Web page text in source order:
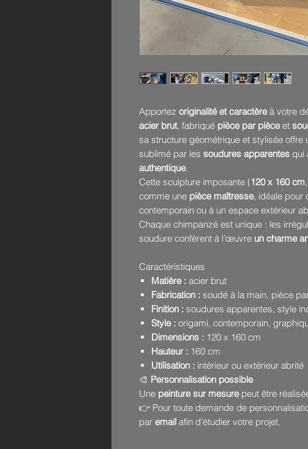
Apportez originalité et caractèreà votre
acier brut, fabriqué pièce par pièceet
sa structure géométrique et stylisée offre
sublimé par les soudures apparentes qui
authentique.
Cette sculpture imposante (120 x 160 cm,
comme une pièce maîtresse, idéale pour
contemporain ou à un espace extérieur
Chaque chimpanzé est unique : les
soudure confèrent à l’œuvre un charme
Caractéristiques
Matière : acier brut
Fabrication : soudé à la main, pièce
Finition : soudures apparentes, style
Style : origami, contemporain,
Dimensions : 120 x 160 cm
Hauteur : 160 cm
Utilisation : intérieur ou extérieur abrité
🎨 Personnalisation possible
Une peinture sur mesurepeut être
👉 Pour toute demande de
par email afin d’étudier votre projet.